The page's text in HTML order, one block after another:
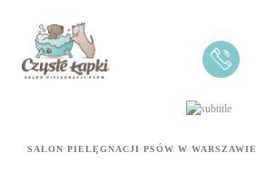
SALON PIELĘGNACJI PSÓW W WARSZAWIE